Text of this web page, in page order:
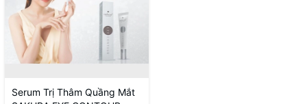
Serum Trị Thâm Quầng Mắt